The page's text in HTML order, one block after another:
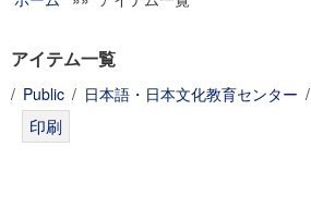
科学研究費補助金研究成果報告書
慶應義塾大学グローバルCOEプロ
アイテム一覧
/ Public / 日本語・日本文化教育センター /